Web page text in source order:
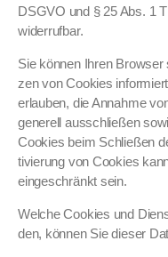
DSGVO und § 25 Abs. 1
wider­ruf­bar.
Sie kön­nen Ihren
zen von Cook­ies
erlauben, die Annahme
generell auss­chließen
Cook­ies beim Schließen
tivierung von Cook­ies
eingeschränkt sein.
Welche Cook­ies und
den, kön­nen Sie dieser